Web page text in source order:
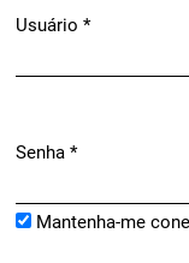
Usuário *
Senha *
Mantenha-me